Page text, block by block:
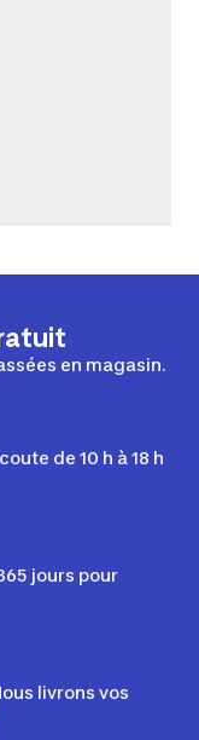
en magasin.
de 10 h à 18 h
jours pour
livrons vos